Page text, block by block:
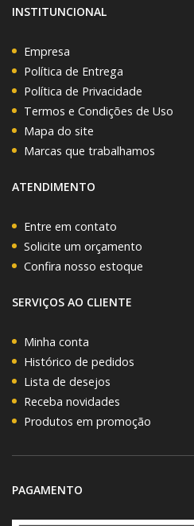
INSTITUNCIONAL
Empresa
Política de Entrega
Política de Privacidade
Termos e Condições de Uso
Mapa do site
Marcas que trabalhamos
ATENDIMENTO
Entre em contato
Solicite um orçamento
Confira nosso estoque
SERVIÇOS AO CLIENTE
Minha conta
Histórico de pedidos
Lista de desejos
Receba novidades
Produtos em promoção
PAGAMENTO